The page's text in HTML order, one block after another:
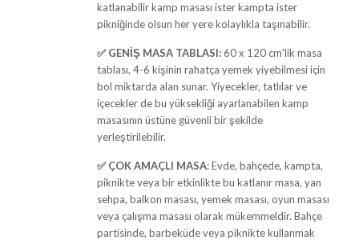
katlanabilir kamp masası ister kampta ister
pikniğinde olsun her yere kolaylıkla taşınabilir.
✅ GENİŞ MASA TABLASI:60 x 120 cm'lik masa
tablası, 4-6 kişinin rahatça yemek yiyebilmesi için
bol miktarda alan sunar. Yiyecekler, tatlılar ve
içecekler de bu yüksekliği ayarlanabilen kamp
masasının üstüne güvenli bir şekilde
yerleştirilebilir.
✅ ÇOK AMAÇLI MASA: Evde, bahçede, kampta,
piknikte veya bir etkinlikte bu katlanır masa, yan
sehpa, balkon masası, yemek masası, oyun masası
veya çalışma masası olarak mükemmeldir. Bahçe
partisinde, barbeküde veya piknikte kullanmak